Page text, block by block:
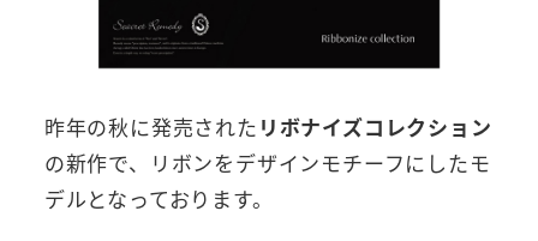
昨年の秋に発売された リボナイズコレクション
の新作で、リボンをデザインモチーフにしたモ
デルとなっております。